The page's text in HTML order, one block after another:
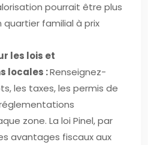
pourrait être plus
quartier familial à prix
les lois et
locales :Renseignez-
les taxes, les permis de
zone. La loi Pinel, par
avantages fiscaux aux